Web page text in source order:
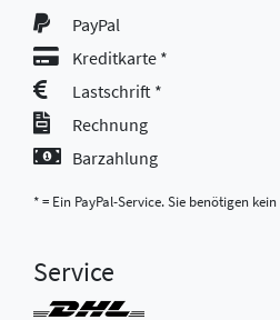
PayPal
Kreditkarte *
Lastschrift *
Rechnung
Barzahlung
* = Ein PayPal-Service. Sie benötigen
Service